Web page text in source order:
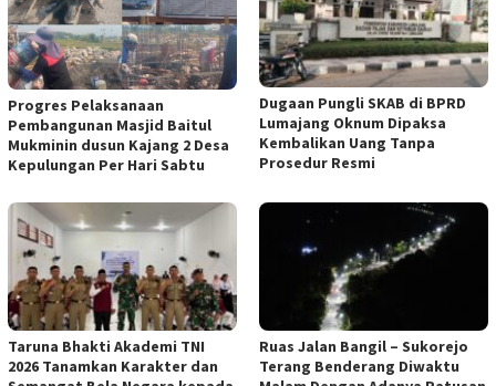
Progres Pelaksanaan
Pembangunan Masjid Baitul
Mukminin dusun Kajang 2 Desa
Kepulungan Per Hari Sabtu
Dugaan Pungli SKAB di BPRD
Lumajang Oknum Dipaksa
Kembalikan Uang Tanpa
Prosedur Resmi
Taruna Bhakti Akademi TNI
2026 Tanamkan Karakter dan
Ruas Jalan Bangil – Sukorejo
Terang Benderang Diwaktu